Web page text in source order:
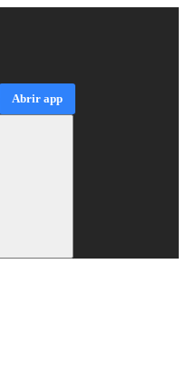
Abrir app